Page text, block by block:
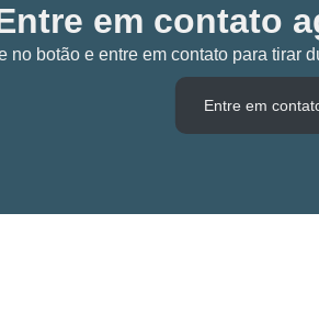
em contato
no botão e entre em contato para tirar
Entre em